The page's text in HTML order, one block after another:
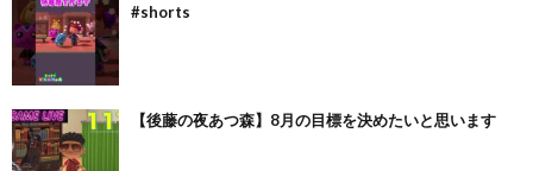
#shorts
【後藤の夜あつ森】8月の目標を決めたいと思います